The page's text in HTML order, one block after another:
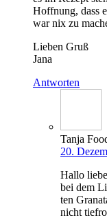
Hoff­nung, dass
war nix zu
Lie­ben Gruß
Jana
Antworten
Tanja
20.
Hal­lo
bei dem
ten
nicht